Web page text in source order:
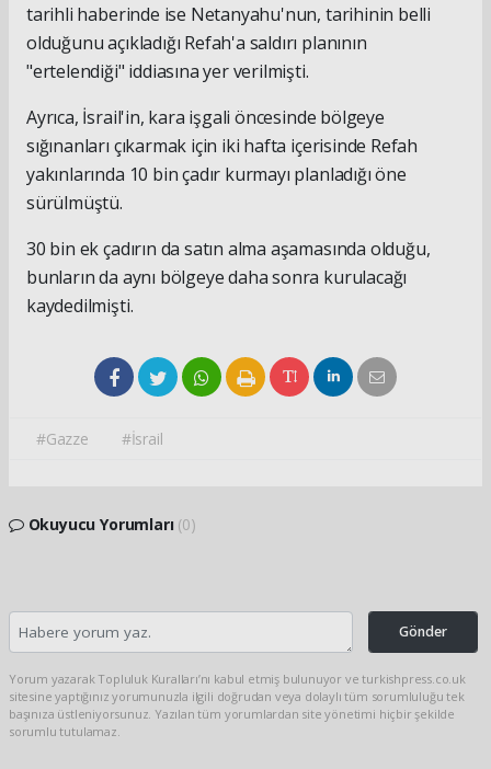
tarihli haberinde ise Netanyahu'nun, tarihinin belli
olduğunu açıkladığı Refah'a saldırı planının
"ertelendiği" iddiasına yer verilmişti.
Ayrıca, İsrail'in, kara işgali öncesinde bölgeye
sığınanları çıkarmak için iki hafta içerisinde Refah
yakınlarında 10 bin çadır kurmayı planladığı öne
sürülmüştü.
30 bin ek çadırın da satın alma aşamasında olduğu,
bunların da aynı bölgeye daha sonra kurulacağı
kaydedilmişti.
#Gazze #İsrail
Okuyucu Yorumları (0)
Gönder
Yorum yazarak Topluluk Kuralları’nı kabul etmiş bulunuyor ve turkishpress.co.uk
sitesine yaptığınız yorumunuzla ilgili doğrudan veya dolaylı tüm sorumluluğu tek
başınıza üstleniyorsunuz. Yazılan tüm yorumlardan site yönetimi hiçbir şekilde
sorumlu tutulamaz.